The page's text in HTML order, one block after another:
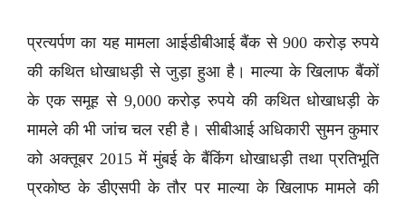
प्रत्यर्पण का यह मामला आईडीबीआई बैंक से 900 करोड़ रुपये
की कथित धोखाधड़ी से जुड़ा हुआ है। माल्या के खिलाफ बैंकों
के एक समूह से 9,000 करोड़ रुपये की कथित धोखाधड़ी के
मामले की भी जांच चल रही है। सीबीआई अधिकारी सुमन कुमार
को अक्तूबर 2015 में मुंबई के बैंकिंग धोखाधड़ी तथा प्रतिभूति
प्रकोष्ठ के डीएसपी के तौर पर माल्या के खिलाफ मामले की